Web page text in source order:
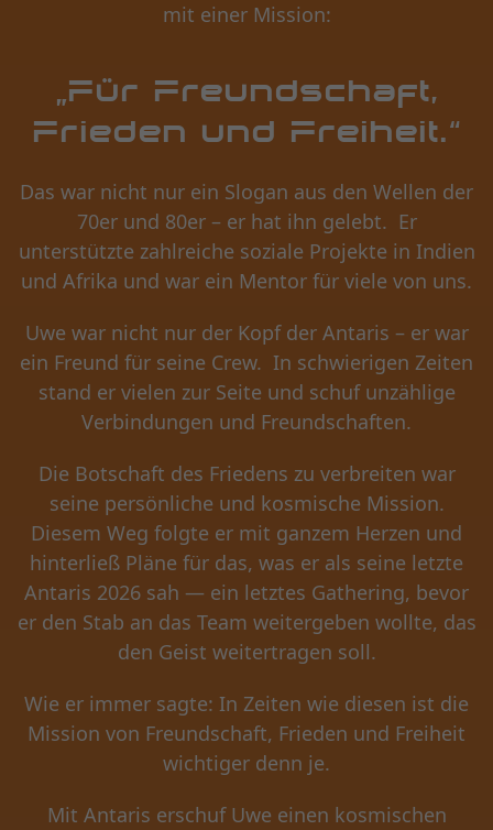
mit einer Mission:
„Für Freundschaft,
Frieden und Freiheit.“
Das war nicht nur ein Slogan aus den Wellen der
70er und 80er – er hat ihn gelebt. Er
unterstützte zahlreiche soziale Projekte in Indien
und Afrika und war ein Mentor für viele von uns.
Uwe war nicht nur der Kopf der Antaris – er war
ein Freund für seine Crew. In schwierigen Zeiten
stand er vielen zur Seite und schuf unzählige
Verbindungen und Freundschaften.
Die Botschaft des Friedens zu verbreiten war
seine persönliche und kosmische Mission.
Diesem Weg folgte er mit ganzem Herzen und
hinterließ Pläne für das, was er als seine letzte
Antaris 2026 sah — ein letztes Gathering, bevor
er den Stab an das Team weitergeben wollte, das
den Geist weitertragen soll.
Wie er immer sagte: In Zeiten wie diesen ist die
Mission von Freundschaft, Frieden und Freiheit
wichtiger denn je.
Mit Antaris erschuf Uwe einen kosmischen